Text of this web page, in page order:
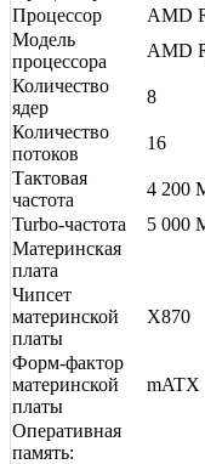
Процессор
AMD
Модель
процессора
AMD
Количество
ядер
8
Количество
потоков
16
Тактовая
частота
4 200
Turbo-частота
5 000
Материнская
плата
Чипсет
материнской
платы
X870
Форм-фактор
материнской
платы
mATX
Оперативная
память: